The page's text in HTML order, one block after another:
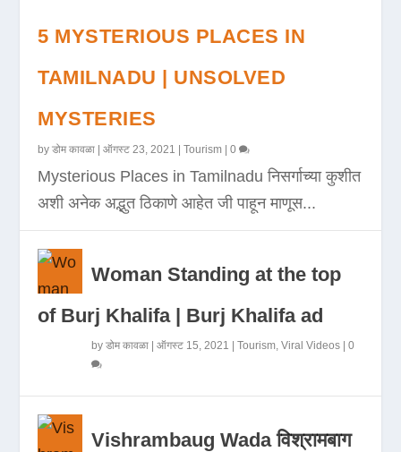
5 MYSTERIOUS PLACES IN
TAMILNADU | UNSOLVED
MYSTERIES
byडोम कावळा |ऑगस्ट 23, 2021 |Tourism |0
Mysterious Places in Tamilnadu निसर्गाच्या कुशीत
अशी अनेक अद्भुत ठिकाणे आहेत जी पाहून माणूस...
Woman Standing at the top
of Burj Khalifa | Burj Khalifa ad
byडोम कावळा |ऑगस्ट 15, 2021 |Tourism ,Viral Videos |0
Vishrambaug Wada विश्रामबाग